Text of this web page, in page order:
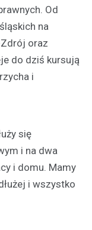
Od
na
oraz
do dziś kursują
i
się
i na dwa
i domu. Mamy
i wszystko